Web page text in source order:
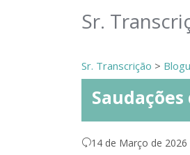
Sr.
Sr. Transcrição >
14 de Março de 2026